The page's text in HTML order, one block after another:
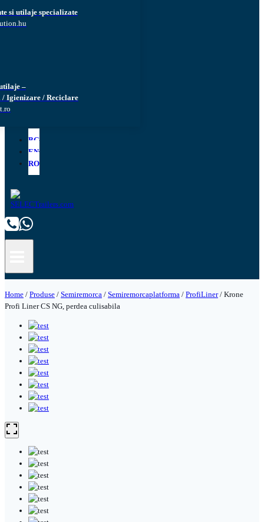
si utilaje specializate
–
Igienizare / Reciclare
BG
EN
RO
Home / Produse / Semiremorca / Semiremorcaplatforma / ProfiLiner / Krone
Profi Liner CS NG, perdea culisabila